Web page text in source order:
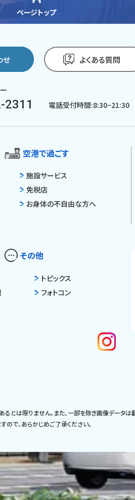
ページトップ
せ よくある質問
2311 電話受付時間:8:30~21:30
空港で過ごす
施設サービス
免税店
お身体の不自由な方へ
その他
トピックス
フォトコン
とは限りません。また、一部を除き画像データは
で、あらかじめご了承ください。